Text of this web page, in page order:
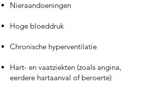
Nieraandoeningen
Hoge bloeddruk
Chronische hyperventilatie
Hart- en vaatziekten (zoals angina,
eerdere hartaanval of beroerte)